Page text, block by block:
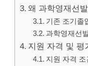
왜 과학영재선
기존 조기졸
과학영재선
지원 자격 및 평
지원 자격 조